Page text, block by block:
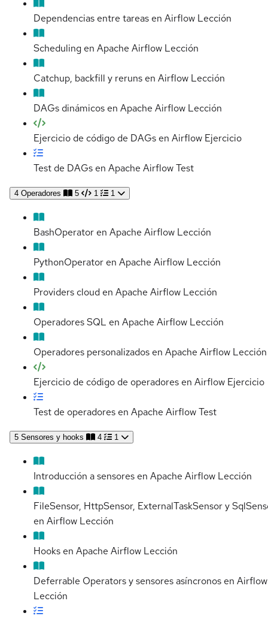
Dependencias entre tareas en Airflow Lección
Scheduling en Apache Airflow Lección
Catchup, backfill y reruns en Airflow Lección
DAGs dinámicos en Apache Airflow Lección
Ejercicio de código de DAGs en Airflow Ejercicio
Test de DAGs en Apache AirflowTest
4 Operadores 5 1 1
BashOperator en Apache Airflow Lección
PythonOperator en Apache Airflow Lección
Providers cloud en Apache Airflow Lección
Operadores SQL en Apache Airflow Lección
Operadores personalizados en Apache Airflow Lección
Ejercicio de código de operadores en Airflow Ejercicio
Test de operadores en Apache AirflowTest
5 Sensores y hooks 4 1
Introducción a sensores en Apache Airflow Lección
FileSensor, HttpSensor, ExternalTaskSensor y
en Airflow Lección
Hooks en Apache Airflow Lección
Deferrable Operators y sensores asíncronos en Airflow
Lección